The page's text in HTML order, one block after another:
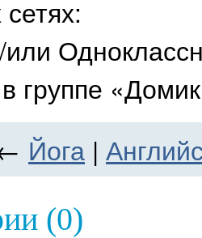
или
группе
Йога |
(0)